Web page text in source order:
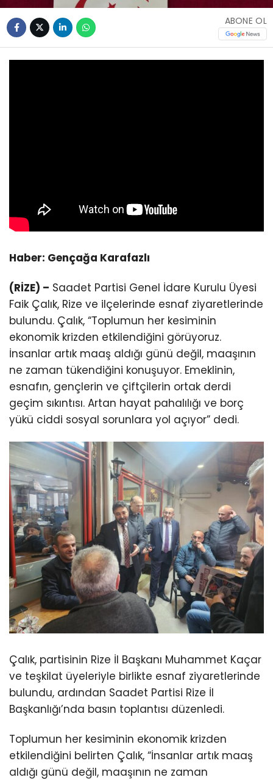
ABONE OL
Haber: Gençağa Karafazlı
(RİZE) – Saadet Partisi Genel İdare Kurulu Üyesi
Faik Çalık, Rize ve ilçelerinde esnaf ziyaretlerinde
bulundu. Çalık, “Toplumun her kesiminin
ekonomik krizden etkilendiğini görüyoruz.
İnsanlar artık maaş aldığı günü değil, maaşının
ne zaman tükendiğini konuşuyor. Emeklinin,
esnafın, gençlerin ve çiftçilerin ortak derdi
geçim sıkıntısı. Artan hayat pahalılığı ve borç
yükü ciddi sosyal sorunlara yol açıyor” dedi.
Çalık, partisinin Rize İl Başkanı Muhammet Kaçar
ve teşkilat üyeleriyle birlikte esnaf ziyaretlerinde
bulundu, ardından Saadet Partisi Rize İl
Başkanlığı’nda basın toplantısı düzenledi.
Toplumun her kesiminin ekonomik krizden
etkilendiğini belirten Çalık, “İnsanlar artık maaş
aldığı günü değil, maaşının ne zaman